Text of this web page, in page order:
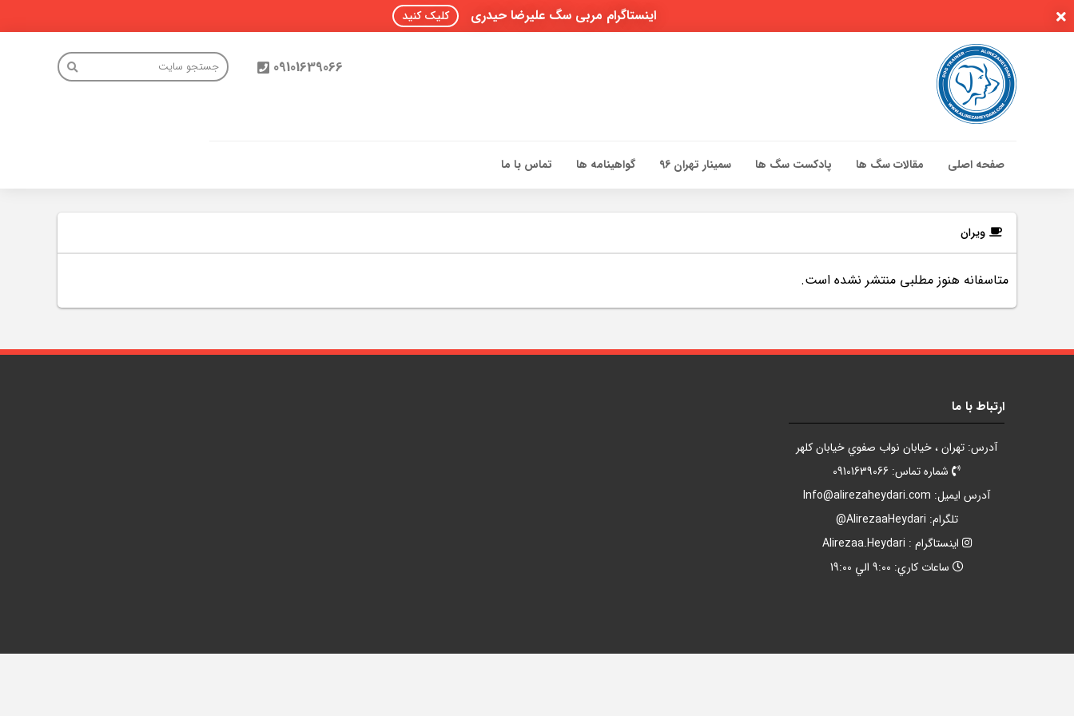
اینستاگرام مربی سگ علیرضا حیدری کلیک کنید
09101639066
صفحه اصلی مقالات سگ ها پادکست سگ ها سمینار تهران 96 گواهینامه ها تماس با ما
مقالات سگ ها
سمینار تهران 96
تماس با ما
ویران
متاسفانه هنوز مطلبی منتشر نشده است.
ارتباط با ما
آدرس: تهران ، خيابان نواب صفوي خيابان کلهر
شماره تماس: 09101639066
آدرس ايميل: Info@alirezaheydari.com
تلگرام: AlirezaaHeydari@
اينستاگرام : Alirezaa.Heydari
ساعات کاري: 9:00 الي 19:00